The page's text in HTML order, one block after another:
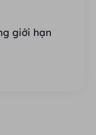
giới hạn